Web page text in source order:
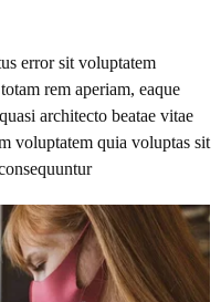
error sit voluptatem
rem aperiam, eaque
architecto beatae vitae
voluptatem quia voluptas sit